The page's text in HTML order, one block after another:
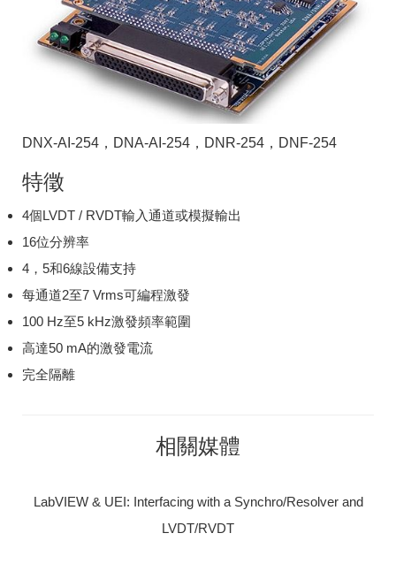
DNX-AI-254，DNA-AI-254，DNR-254，DNF-254
特徵
4個LVDT / RVDT輸入通道或模擬輸出
16位分辨率
4，5和6線設備支持
每通道2至7 Vrms可編程激發
100 Hz至5 kHz激發頻率範圍
高達50 mA的激發電流
完全隔離
相關媒體
LabVIEW & UEI: Interfacing with a Synchro/Resolver and
LVDT/RVDT